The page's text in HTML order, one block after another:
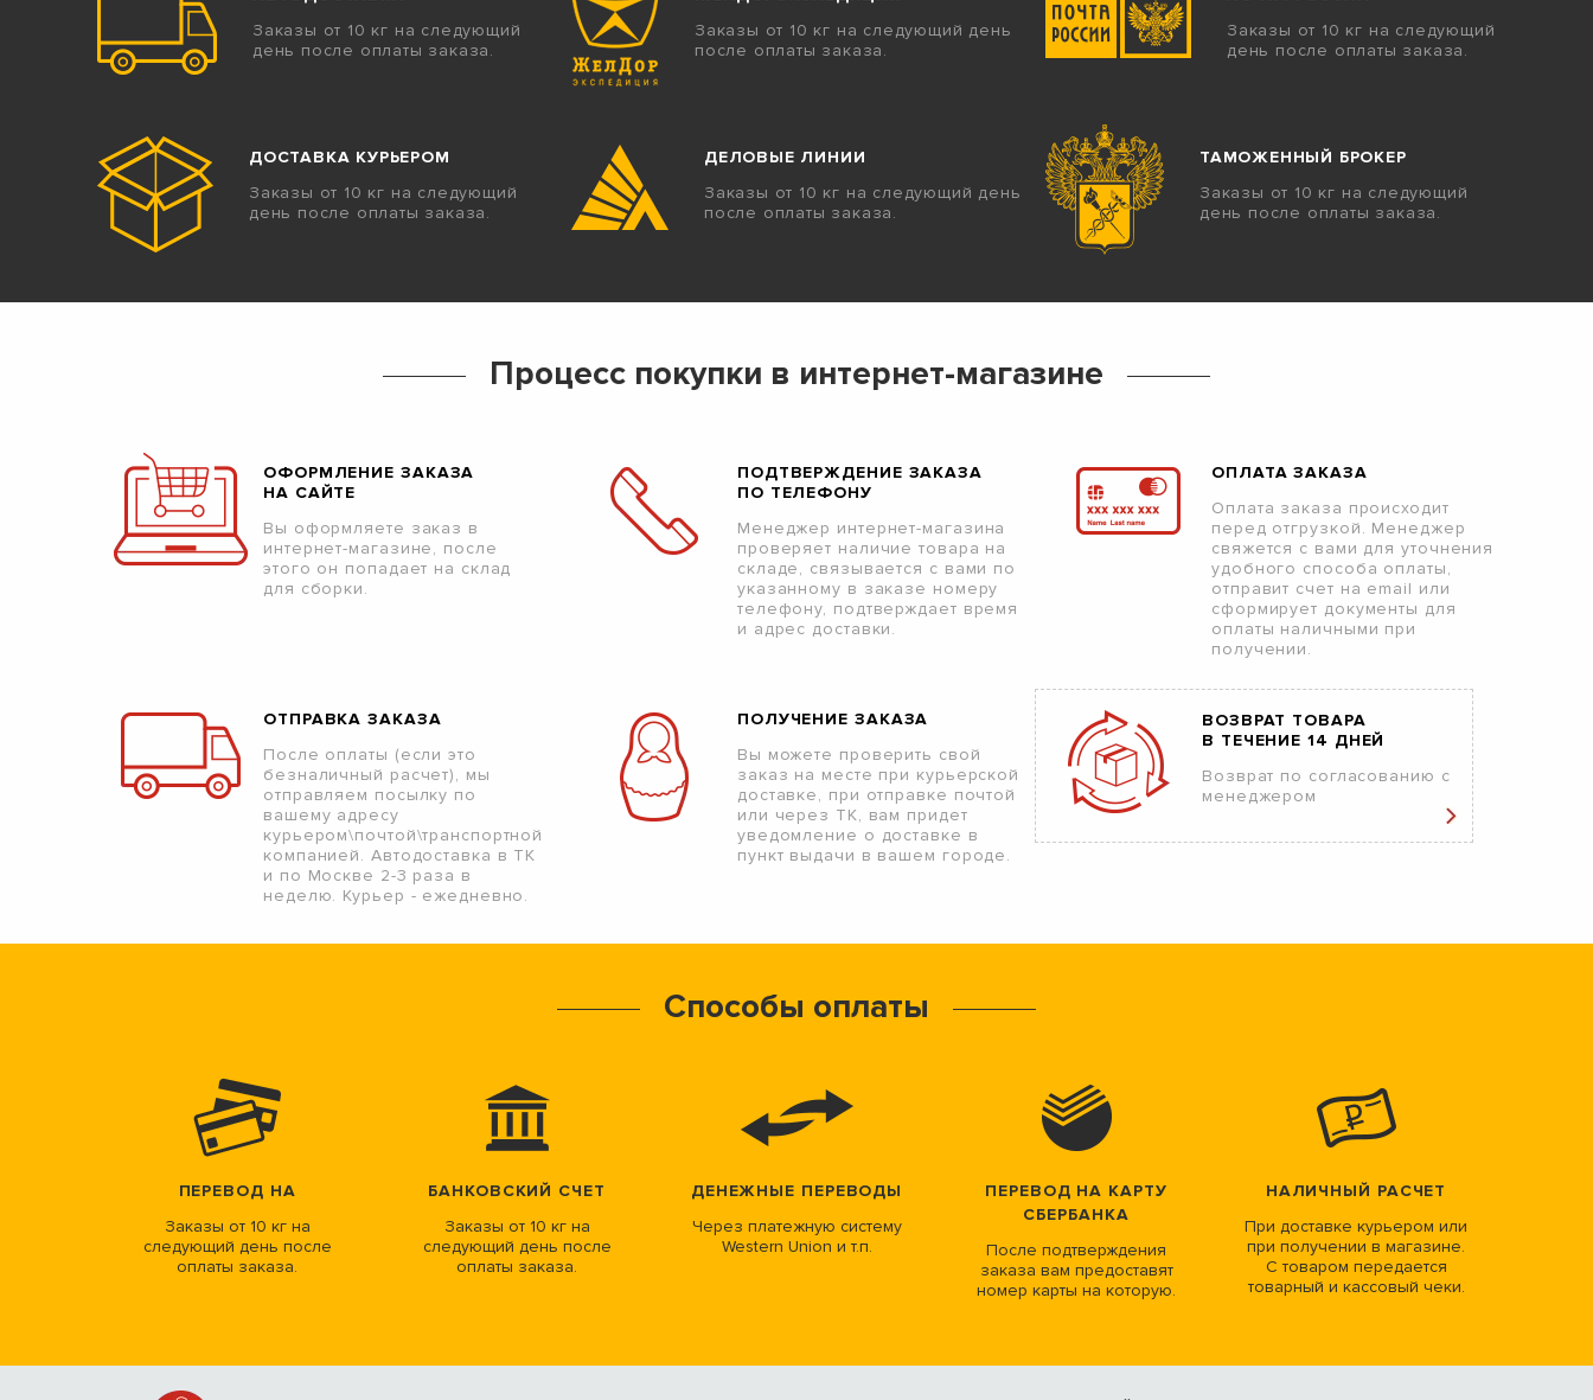
Заказы от 10 кг на следующий
день после оплаты заказа.
Заказы от 10 кг на следующий день
после оплаты заказа.
Заказы от 10 кг на следующий
день после оплаты заказа.
ДОСТАВКА КУРЬЕРОМ
Заказы от 10 кг на следующий
день после оплаты заказа.
ДЕЛОВЫЕ ЛИНИИ
Заказы от 10 кг на следующий день
после оплаты заказа.
ТАМОЖЕННЫЙ БРОКЕР
Заказы от 10 кг на следующий
день после оплаты заказа.
Процесс покупки в интернет-магазине
ОФОРМЛЕНИЕ ЗАКАЗА
НА САЙТЕ
Вы оформляете заказ в
интернет-магазине, после
этого он попадает на склад
для сборки.
ПОДТВЕРЖДЕНИЕ ЗАКАЗА
ПО ТЕЛЕФОНУ
Менеджер интернет-магазина
проверяет наличие товара на
складе, связывается с вами по
указанному в заказе номеру
телефону, подтверждает время
и адрес доставки.
ОПЛАТА ЗАКАЗА
Оплата заказа происходит
перед отгрузкой. Менеджер
свяжется с вами для уточнения
удобного способа оплаты,
отправит счет на email или
сформирует документы для
оплаты наличными при
получении.
ОТПРАВКА ЗАКАЗА
После оплаты (если это
безналичный расчет), мы
отправляем посылку по
вашему адресу
курьером\почтой\транспортной
компанией. Автодоставка в ТК
и по Москве 2-3 раза в
неделю. Курьер - ежедневно.
ПОЛУЧЕНИЕ ЗАКАЗА
Вы можете проверить свой
заказ на месте при курьерской
доставке, при отправке почтой
или через ТК, вам придет
уведомление о доставке в
пункт выдачи в вашем городе.
ВОЗВРАТ ТОВАРА
В ТЕЧЕНИЕ 14 ДНЕЙ
Возврат по согласованию с
менеджером
Способы оплаты
ПЕРЕВОД НА
Заказы от 10 кг на
следующий день после
оплаты заказа.
БАНКОВСКИЙ СЧЕТ
Заказы от 10 кг на
следующий день после
оплаты заказа.
ДЕНЕЖНЫЕ ПЕРЕВОДЫ
Через платежную систему
Western Union и т.п.
ПЕРЕВОД НА КАРТУ
СБЕРБАНКА
После подтверждения
заказа вам предоставят
номер карты на которую.
НАЛИЧНЫЙ РАСЧЕТ
При доставке курьером или
при получении в магазине.
С товаром передается
товарный и кассовый чеки.